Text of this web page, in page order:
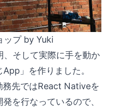
ップ by Yuki
そして実際に手を動か
」を作りました。
先ではReact Nativeを
を行なっているので、